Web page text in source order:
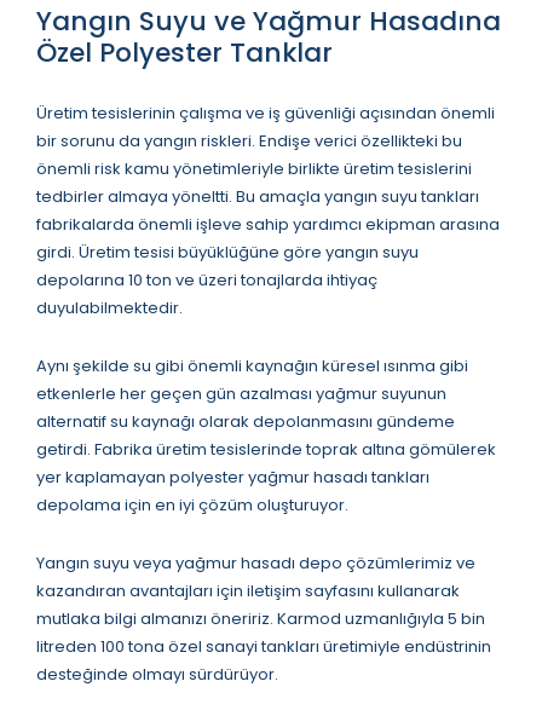
Yangın Suyu ve Yağmur Hasadına
Özel Polyester Tanklar
Üretim tesislerinin çalışma ve iş güvenliği açısından önemli
bir sorunu da yangın riskleri. Endişe verici özellikteki bu
önemli risk kamu yönetimleriyle birlikte üretim tesislerini
tedbirler almaya yöneltti. Bu amaçla yangın suyu tankları
fabrikalarda önemli işleve sahip yardımcı ekipman arasına
girdi. Üretim tesisi büyüklüğüne göre yangın suyu
depolarına 10 ton ve üzeri tonajlarda ihtiyaç
duyulabilmektedir.
Aynı şekilde su gibi önemli kaynağın küresel ısınma gibi
etkenlerle her geçen gün azalması yağmur suyunun
alternatif su kaynağı olarak depolanmasını gündeme
getirdi. Fabrika üretim tesislerinde toprak altına gömülerek
yer kaplamayan polyester yağmur hasadı tankları
depolama için en iyi çözüm oluşturuyor.
Yangın suyu veya yağmur hasadı depo çözümlerimiz ve
kazandıran avantajları için iletişim sayfasını kullanarak
mutlaka bilgi almanızı öneririz. Karmod uzmanlığıyla 5 bin
litreden 100 tona özel sanayi tankları üretimiyle endüstrinin
desteğinde olmayı sürdürüyor.